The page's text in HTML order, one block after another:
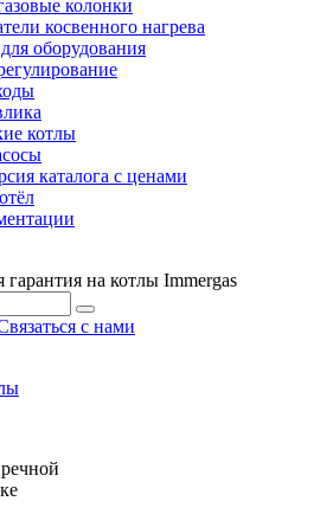
колонки
косвенного нагрева
оборудования
котлы
каталога с ценами
гарантия на котлы Immergas
с нами